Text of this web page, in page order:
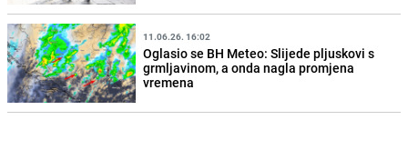
11.06.26. 16:02
Oglasio se BH Meteo: Slijede pljuskovi s
grmljavinom, a onda nagla promjena
vremena